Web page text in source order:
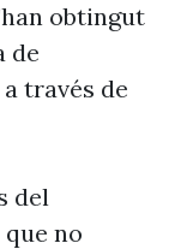
obtingut
de
través de
del
no